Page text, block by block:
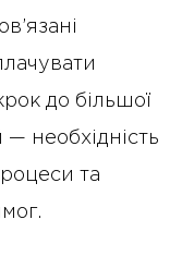
до більшої
— необхідність
та